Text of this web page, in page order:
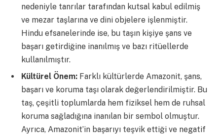
nedeniyle tanrılar tarafından kutsal kabul edilmiş
ve mezar taşlarına ve dini objelere işlenmiştir.
Hindu efsanelerinde ise, bu taşın kişiye şans ve
başarı getirdiğine inanılmış ve bazı ritüellerde
kullanılmıştır.
Kültürel Önem: Farklı kültürlerde Amazonit, şans,
başarı ve koruma taşı olarak değerlendirilmiştir. Bu
taş, çeşitli toplumlarda hem fiziksel hem de ruhsal
koruma sağladığına inanılan bir sembol olmuştur.
Ayrıca, Amazonit’in başarıyı teşvik ettiği ve negatif